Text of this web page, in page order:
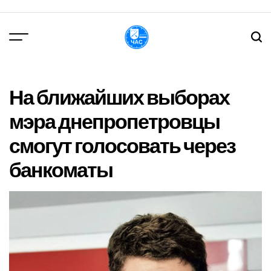
вмісту
На ближайших выборах
мэра днепропетровцы
смогут голосовать через
банкоматы